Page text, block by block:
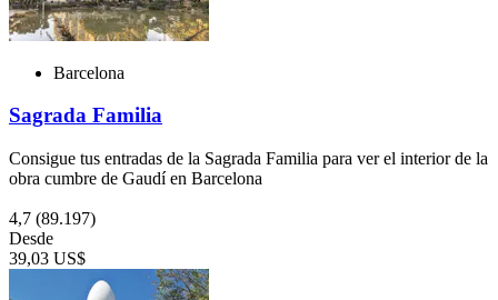
Barcelona
Sagrada Familia
Consigue tus entradas de la Sagrada Familia para ver el interior de la
obra cumbre de Gaudí en Barcelona
4,7 (89.197)
Desde
39,03 US$